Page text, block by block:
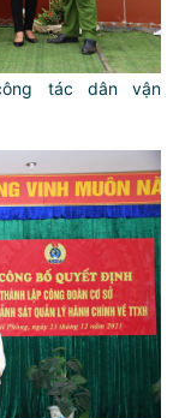
tác dân vận